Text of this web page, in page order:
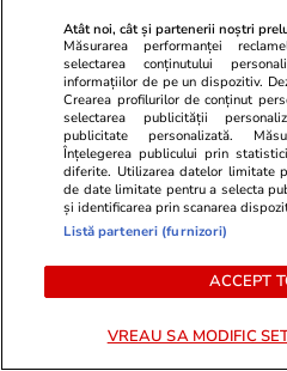
TVMania.ro
A rupt tăcerea fără nicio
Daniela Crudu spune
activitatea ei de pe
pentru adulți: „Fac ce
wow!”
PARTENERI
Atât noi, cât și partenerii noștri
Măsurarea performanței
selectarea conținutului
informațiilor de pe un dispozitiv.
Crearea profilurilor de conținut
selectarea publicității
publicitate personalizată.
Înțelegerea publicului prin
diferite. Utilizarea datelor limitate
de date limitate pentru a selecta
și identificarea prin scanarea
Listă parteneri (furnizori)
ACCEPT
VREAU SA MODIFIC